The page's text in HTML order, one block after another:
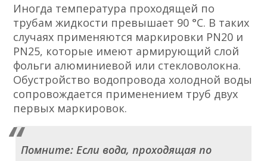
Иногда температура проходящей по
трубам жидкости превышает 90 °C. В таких
случаях применяются маркировки PN20 и
PN25, которые имеют армирующий слой
фольги алюминиевой или стекловолокна.
Обустройство водопровода холодной воды
сопровождается применением труб двух
первых маркировок.
Помните: Если вода, проходящая по